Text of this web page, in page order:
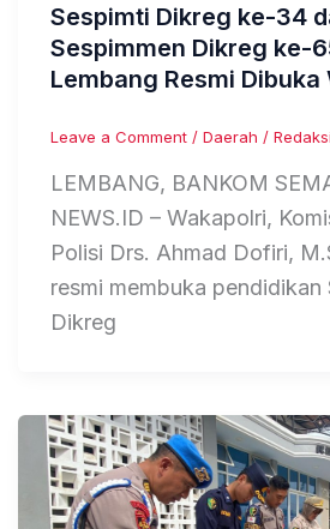
Sespimti Dikreg ke-34
Sespimmen Dikreg ke-
Lembang Resmi Dibuka
Leave a Comment / Daerah / Redaksi
LEMBANG, BANKOM
NEWS.ID – Wakapolri,
Polisi Drs. Ahmad Dofiri,
resmi membuka pendidikan
Dikreg